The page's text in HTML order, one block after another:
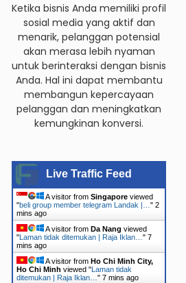
Ketika bisnis Anda memiliki profil
sosial media yang aktif dan
menarik, pelanggan potensial
akan merasa lebih nyaman
untuk berinteraksi dengan bisnis
Anda. Hal ini dapat membantu
membangun kepercayaan
pelanggan dan meningkatkan
kemungkinan konversi.
Live Traffic Feed
A visitor from Singapore viewed
"beli group member telegram Landak |… " 2
mins ago
A visitor from Da Nang viewed
"Laman tidak ditemukan | Raja Iklan… " 7
mins ago
A visitor from Ho Chi Minh City,
Ho Chi Minh viewed "Laman tidak
ditemukan | Raja Iklan… " 7 mins ago